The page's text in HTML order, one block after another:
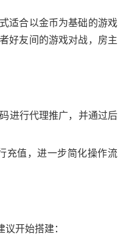
适合以金币为基础的游戏
好友间的游戏对战，房主
进行代理推广，并通过后
充值，进一步简化操作流
开始搭建：